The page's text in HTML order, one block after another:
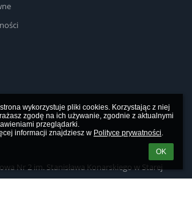
wykorzystuje pliki cookies. Korzystając z niej
zgodę na ich używanie, zgodnie z aktualnymi
przeglądarki.
informacji znajdziesz w Polityce prywatności.
OK
Nr 2 im. Stanisława Konarskiego w Starej